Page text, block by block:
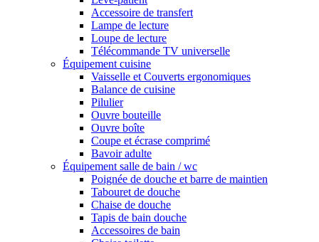
Accessoire de transfert
Lampe de lecture
Loupe de lecture
Télécommande TV universelle
Équipement cuisine
Vaisselle et Couverts ergonomiques
Balance de cuisine
Pilulier
Ouvre bouteille
Ouvre boîte
Coupe et écrase comprimé
Bavoir adulte
Équipement salle de bain / wc
Poignée de douche et barre de maintien
Tabouret de douche
Chaise de douche
Tapis de bain douche
Accessoires de bain